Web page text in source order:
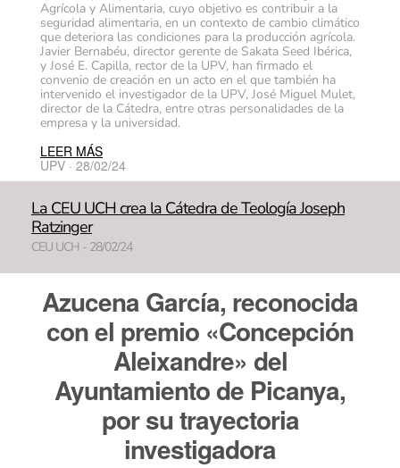
Agrícola y Alimentaria, cuyo objetivo es contribuir a la
seguridad alimentaria, en un contexto de cambio climático
que deteriora las condiciones para la producción agrícola.
Javier Bernabéu, director gerente de Sakata Seed Ibérica,
y José E. Capilla, rector de la UPV, han firmado el
convenio de creación en un acto en el que también ha
intervenido el investigador de la UPV, José Miguel Mulet,
director de la Cátedra, entre otras personalidades de la
empresa y la universidad.
LEER MÁS
UPV · 28/02/24
La CEU UCH crea la Cátedra de Teología Joseph
Ratzinger
CEU UCH - 28/02/24
Azucena García, reconocida
con el premio «Concepción
Aleixandre» del
Ayuntamiento de Picanya,
por su trayectoria
investigadora